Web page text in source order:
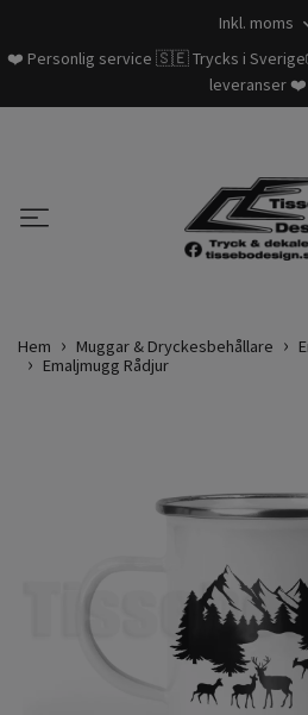
Inkl. moms
❤️ Personlig service 🇸🇪 Trycks i
leveranser ❤️
Hem Muggar & Dryckesbehållare
Emaljmugg Rådjur